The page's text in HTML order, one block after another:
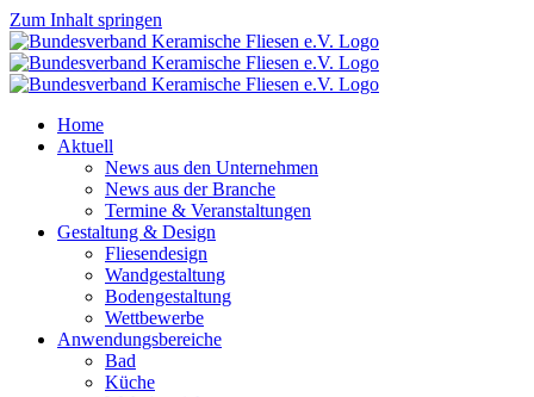
Zum Inhalt springen
Home
Aktuell
News aus den Unternehmen
News aus der Branche
Termine & Veranstaltungen
Gestaltung & Design
Fliesendesign
Wandgestaltung
Bodengestaltung
Wettbewerbe
Anwendungsbereiche
Bad
Küche